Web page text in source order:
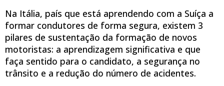
Na Itália, país que está aprendendo com a Suíça a
formar condutores de forma segura, existem 3
pilares de sustentação da formação de novos
motoristas: a aprendizagem significativa e que
faça sentido para o candidato, a segurança no
trânsito e a redução do número de acidentes.